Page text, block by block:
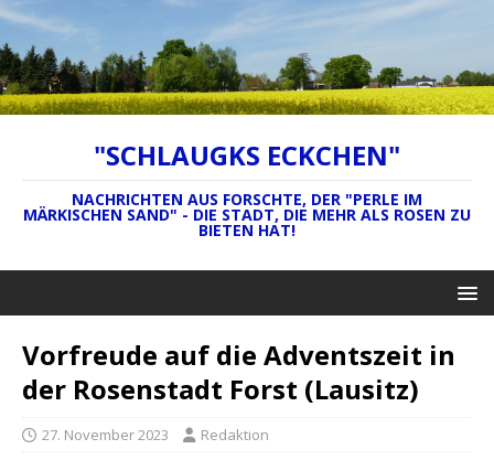
"SCHLAUGKS ECKCHEN"
NACHRICHTEN AUS FORSCHTE, DER "PERLE IM
MÄRKISCHEN SAND" - DIE STADT, DIE MEHR ALS ROSEN ZU
BIETEN HAT!
Vorfreude auf die Adventszeit in
der Rosenstadt Forst (Lausitz)
27. November 2023 Redaktion